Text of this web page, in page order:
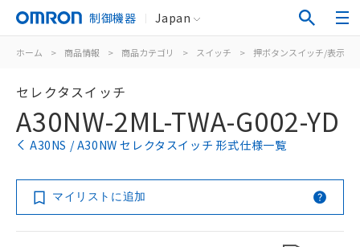
制御機器 Japan
ホーム > 商品情報 > 商品カテゴリ > スイッチ > 押ボタンスイッチ/表示灯
セレクタスイッチ
A30NW-2ML-TWA-G002-YD
A30NS / A30NW セレクタスイッチ 形式仕様一覧
マイリストに追加